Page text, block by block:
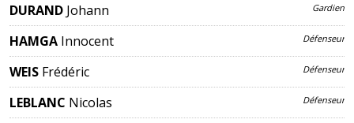
DURAND Johann Gardien
HAMGA Innocent Défenseur
WEIS Frédéric Défenseur
LEBLANC Nicolas Défenseur